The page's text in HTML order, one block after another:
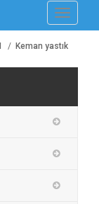
Toggle
Keman yastık